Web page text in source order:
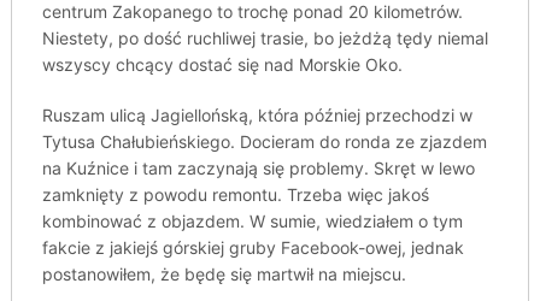
centrum Zakopanego to trochę ponad 20 kilometrów.
Niestety, po dość ruchliwej trasie, bo jeżdżą tędy niemal
wszyscy chcący dostać się nad Morskie Oko.
Ruszam ulicą Jagiellońską, która później przechodzi w
Tytusa Chałubieńskiego. Docieram do ronda ze zjazdem
na Kuźnice i tam zaczynają się problemy. Skręt w lewo
zamknięty z powodu remontu. Trzeba więc jakoś
kombinować z objazdem. W sumie, wiedziałem o tym
fakcie z jakiejś górskiej gruby Facebook-owej, jednak
postanowiłem, że będę się martwił na miejscu.